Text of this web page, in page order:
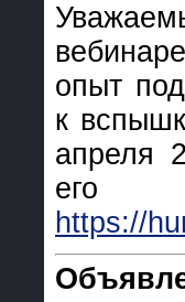
опыт
к
апреля
его
https://